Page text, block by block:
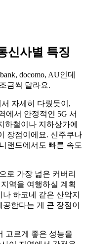
신사별 특징
docomo, AU인데
금씩 달라요.
서 자세히 다뤘듯이,
에서 안정적인 5G 서
하철이나 지하상가에
장점이에요. 신주쿠나
랜드에서도 빠른 속도
로 가장 넓은 커버리
역을 여행하실 계획
하코네 같은 산악지
한다는 게 큰 장점이
고르게 좋은 성능을